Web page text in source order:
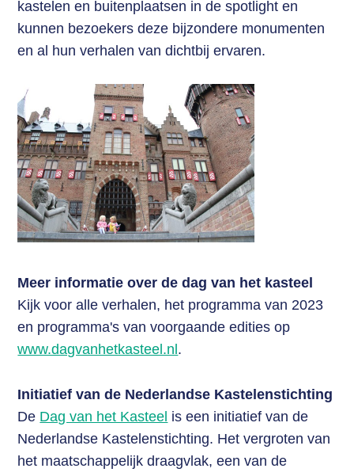
inhoud
kastelen en buitenplaatsen in de spotlight en
kunnen bezoekers deze bijzondere monumenten
en al hun verhalen van dichtbij ervaren.
Meer informatie over de dag van het kasteel
Kijk voor alle verhalen, het programma van 2023
en programma's van voorgaande edities op
www.dagvanhetkasteel.nl .
Initiatief van de Nederlandse Kastelenstichting
De Dag van het Kasteel is een initiatief van de
Nederlandse Kastelenstichting. Het vergroten van
het maatschappelijk draagvlak, een van de
Publicaties
Over ons
Contact
Zoek